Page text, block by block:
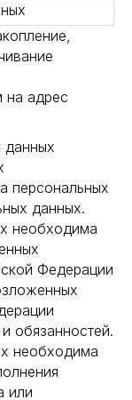
на адрес
данных
персональных
данных.
необходима
Федерации
обязанностей.
необходима
или